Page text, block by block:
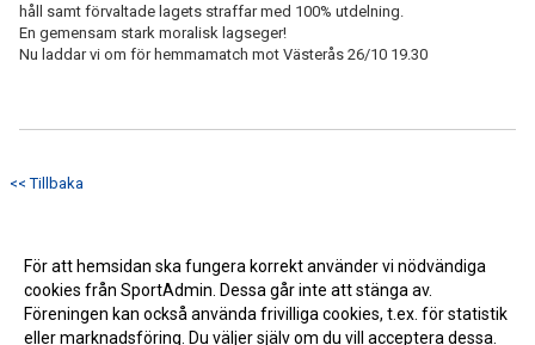
håll samt förvaltade lagets straffar med 100% utdelning.
En gemensam stark moralisk lagseger!
Nu laddar vi om för hemmamatch mot Västerås 26/10 19.30
<< Tillbaka
För att hemsidan ska fungera korrekt använder vi nödvändiga
cookies från SportAdmin. Dessa går inte att stänga av.
Föreningen kan också använda frivilliga cookies, t.ex. för statistik
eller marknadsföring. Du väljer själv om du vill acceptera dessa.